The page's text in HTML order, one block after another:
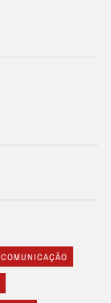
COMUNICAÇÃO